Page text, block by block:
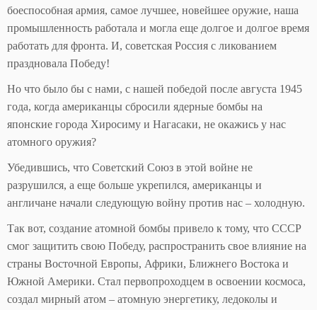
боеспособная армия, самое лучшее, новейшее оружие, наша
промышленность работала и могла еще долгое и долгое время
работать для фронта. И, советская Россия с ликованием
праздновала Победу!
Но что было бы с нами, с нашей победой после августа 1945
года, когда американцы сбросили ядерные бомбы на
японские города Хиросиму и Нагасаки, не окажись у нас
атомного оружия?
Убедившись, что Советский Союз в этой войне не
разрушился, а еще больше укрепился, американцы и
англичане начали следующую войну против нас – холодную.
Так вот, создание атомной бомбы привело к тому, что СССР
смог защитить свою Победу, распространить свое влияние на
страны Восточной Европы, Африки, Ближнего Востока и
Южной Америки. Стал первопроходцем в освоении космоса,
создал мирный атом – атомную энергетику, ледоколы и